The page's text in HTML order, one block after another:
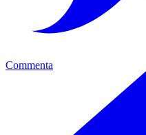
Commenta